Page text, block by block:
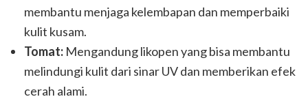
membantu menjaga kelembapan dan memperbaiki
kulit kusam.
Tomat: Mengandung likopen yang bisa membantu
melindungi kulit dari sinar UV dan memberikan efek
cerah alami.